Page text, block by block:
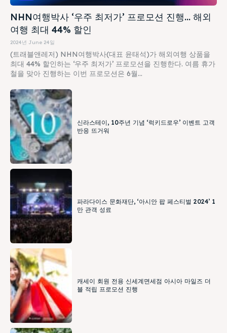
NHN여행박사 ‘우주 최저가’ 프로모션 진행… 해외
여행 최대 44% 할인
2024년 June 24일
(트래블앤레저) NHN여행박사(대표 윤태석)가 해외여행 상품을
최대 44% 할인하는 ‘우주 최저가’ 프로모션을 진행한다. 여름 휴가
철을 맞아 진행하는 이번 프로모션은 6월...
신라스테이, 10주년 기념 ‘럭키드로우’ 이벤트 고객
반응 뜨거워
파라다이스 문화재단, ‘아시안 팝 페스티벌 2024’ 1
만 관객 성료
캐세이 회원 전용 신세계면세점 아시아 마일즈 더
블 적립 프로모션 진행